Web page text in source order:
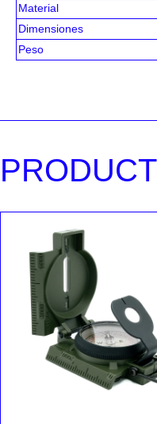
Material
Dimensiones
Peso